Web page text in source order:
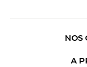
NOS
A